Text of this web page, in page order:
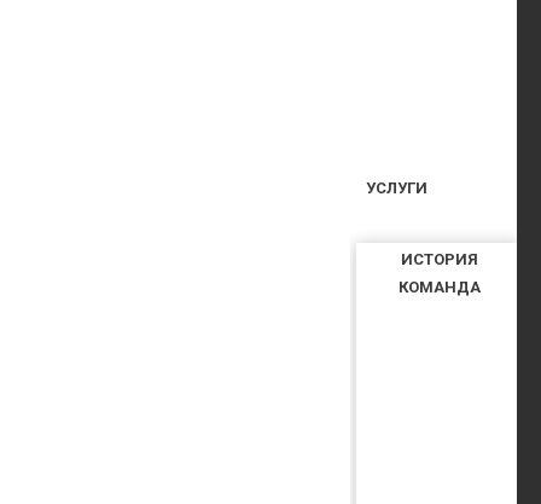
ИСТОРИЯ
КОМАНДА
УСЛУГИ